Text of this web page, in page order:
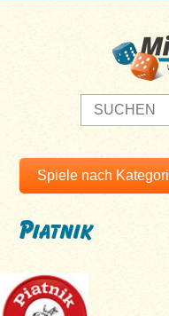
Piatnik